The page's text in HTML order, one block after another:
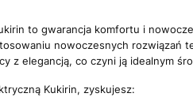
to gwarancja komfortu i
nowoczesnych rozwiązań
z elegancją, co czyni ją idealnym
Kukirin, zyskujesz: